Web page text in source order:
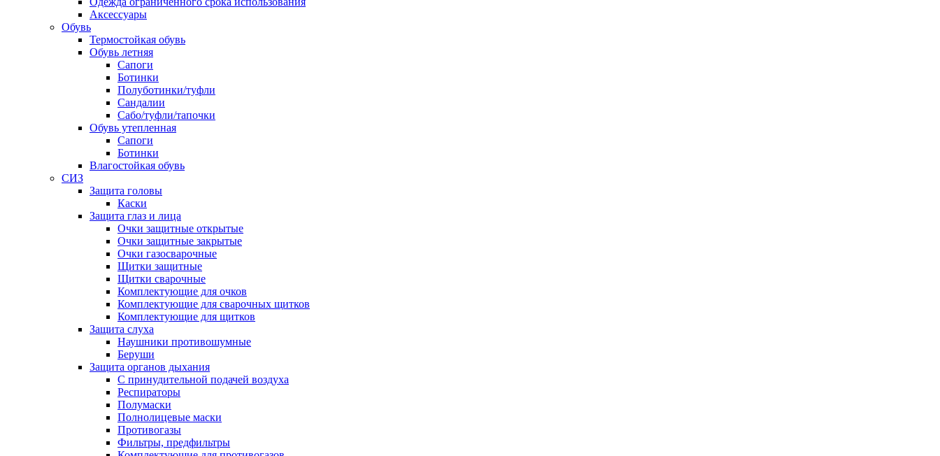
Аксессуары
Обувь
Термостойкая обувь
Обувь летняя
Сапоги
Ботинки
Полуботинки/туфли
Сандалии
Сабо/туфли/тапочки
Обувь утепленная
Сапоги
Ботинки
Влагостойкая обувь
СИЗ
Защита головы
Каски
Защита глаз и лица
Очки защитные открытые
Очки защитные закрытые
Очки газосварочные
Щитки защитные
Щитки сварочные
Комплектующие для очков
Комплектующие для сварочных щитков
Комплектующие для щитков
Защита слуха
Наушники противошумные
Беруши
Защита органов дыхания
С принудительной подачей воздуха
Респираторы
Полумаски
Полнолицевые маски
Противогазы
Фильтры, предфильтры